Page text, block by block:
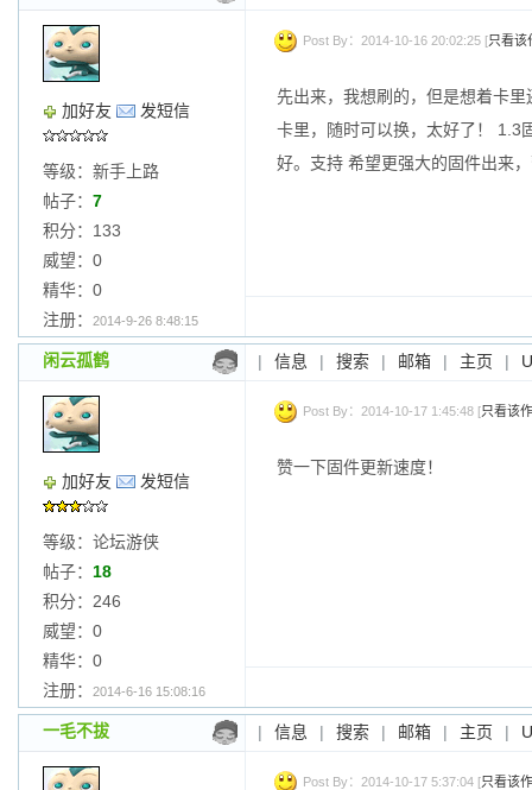
加好友 发短信
等级：新手上路
帖子： 7
积分：133
威望：0
精华：0
注册：
2014-9-26 8:48:15
Post By：2014-10-16 20:02:25 [只看该
先出来，我想刷的，但是想着卡
卡里，随时可以换，太好了！ 1.3
好。支持 希望更强大的固件出来
闲云孤鹤 | 信息 | 搜索 | 邮箱 | 主页 |
加好友 发短信
等级：论坛游侠
帖子： 18
积分：246
威望：0
精华：0
注册：
2014-6-16 15:08:16
Post By：2014-10-17 1:45:48 [只看该
赞一下固件更新速度！
一毛不拔 | 信息 | 搜索 | 邮箱 | 主页 |
Post By：2014-10-17 5:37:04 [只看该